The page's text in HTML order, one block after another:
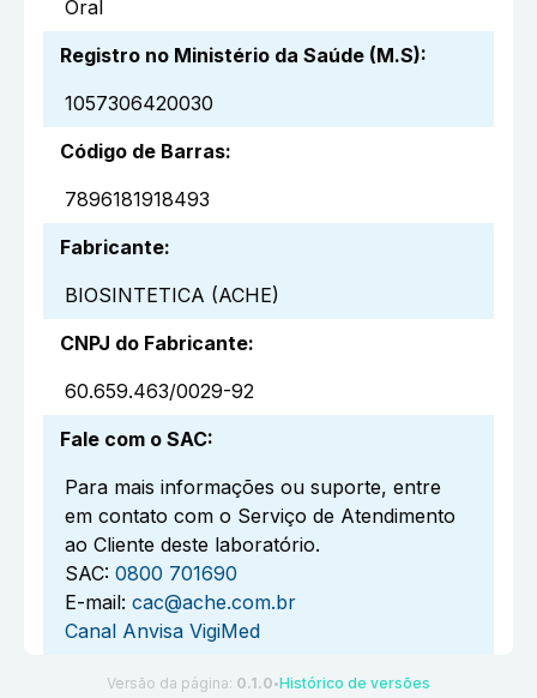
Oral
Registro no Ministério da Saúde (M.S):
1057306420030
Código de Barras:
7896181918493
Fabricante:
BIOSINTETICA (ACHE)
CNPJ do Fabricante:
60.659.463/0029-92
Fale com o SAC:
Para mais informações ou suporte, entre
em contato com o Serviço de Atendimento
ao Cliente deste laboratório.
SAC: 0800 701690
E-mail: cac@ache.com.br
Canal Anvisa VigiMed
Versão da página: 0.1.0 ●Histórico de versões